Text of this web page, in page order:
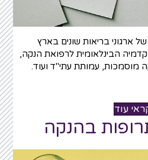
ארגוני בריאות שונים בארץ
הבינלאומית לרפואת הנקה,
מוסמכות, עמותת עתי"ד ועוד.
עוד
בהנקה